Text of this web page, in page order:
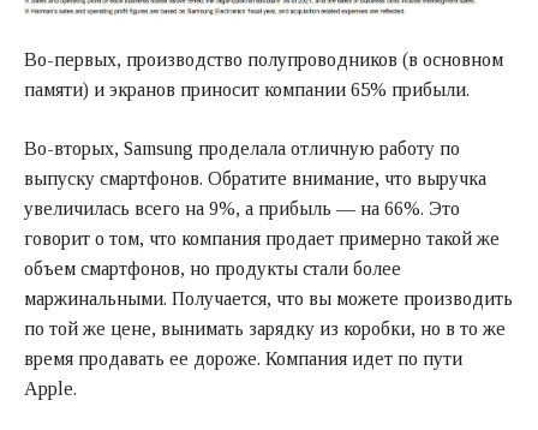
Во-первых, производство полупроводников (в основном
памяти) и экранов приносит компании 65% прибыли.
Во-вторых, Samsung проделала отличную работу по
выпуску смартфонов. Обратите внимание, что выручка
увеличилась всего на 9%, а прибыль — на 66%. Это
говорит о том, что компания продает примерно такой же
объем смартфонов, но продукты стали более
маржинальными. Получается, что вы можете производить
по той же цене, вынимать зарядку из коробки, но в то же
время продавать ее дороже. Компания идет по пути
Apple.